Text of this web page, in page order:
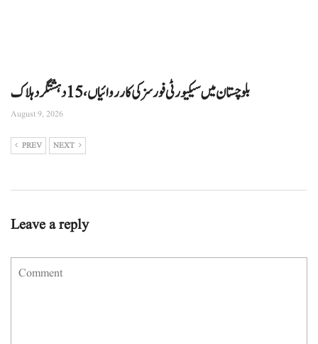
بلوچستان میں سیکیورٹی فورسز کی کارروائیاں، 15 دہشتگرد ہلاک
August 9, 2026
PREV NEXT
Leave a reply